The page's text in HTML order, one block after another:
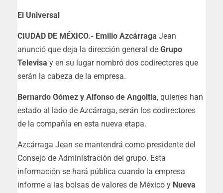
El Universal
CIUDAD DE MÉXICO.- Emilio Azcárraga Jean
anunció que deja la dirección general de Grupo
Televisa y en su lugar nombró dos codirectores que
serán la cabeza de la empresa.
Bernardo Gómez y Alfonso de Angoitia, quienes han
estado al lado de Azcárraga, serán los codirectores
de la compañía en esta nueva etapa.
Azcárraga Jean se mantendrá como presidente del
Consejo de Administración del grupo. Esta
información se hará pública cuando la empresa
informe a las bolsas de valores de México y Nueva